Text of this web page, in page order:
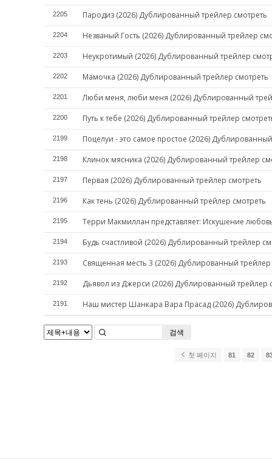
2205 Пародиз (2026) Дублированный трейлер смотреть
2204 Незваный Гость (2026) Дублированный трейлер
2203 Неукротимый (2026) Дублированный трейлер
2202 Мамочка (2026) Дублированный трейлер смотреть
2201 Люби меня, люби меня (2026) Дублированный
2200 Путь к тебе (2026) Дублированный трейлер
2199 Поцелуи - это самое простое (2026)
2198 Клинок мясника (2026) Дублированный трейлер
2197 Первая (2026) Дублированный трейлер смотреть
2196 Как тень (2026) Дублированный трейлер смотреть
2195 Терри Макмиллан представляет: Искушение
2194 Будь счастливой (2026) Дублированный трейлер
2193 Священная месть 3 (2026) Дублированный трейлер
2192 Дьявол из Джерси (2026) Дублированный трейлер
2191 Наш мистер Шанкара Вара Прасад (2026)
검색
첫 페이지 81 82